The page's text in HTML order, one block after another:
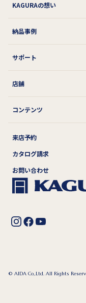
KAGURAの想い
納品事例
サポート
店舗
コンテンツ
来店予約
カタログ請求
お問い合わせ
© AIDA Co,.Ltd. All Rights